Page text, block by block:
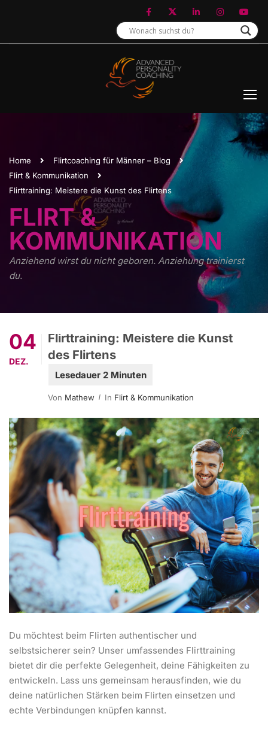
Home
Flirtcoaching für Männer – Blog
Flirt & Kommunikation
Flirttraining: Meistere die Kunst des Flirtens
FLIRT &
KOMMUNIKATION
Anziehend wirst du nicht geboren. Anziehung trainierst
du.
04
DEZ.
Flirttraining: Meistere die Kunst
des Flirtens
Von Mathew In Flirt & Kommunikation
Du möchtest beim Flirten authentischer und
selbstsicherer sein? Unser umfassendes Flirttraining
bietet dir die perfekte Gelegenheit, deine Fähigkeiten zu
entwickeln. Lass uns gemeinsam herausfinden, wie du
deine natürlichen Stärken beim Flirten einsetzen und
echte Verbindungen knüpfen kannst.